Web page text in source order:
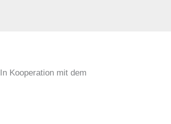
In Kooperation mit dem